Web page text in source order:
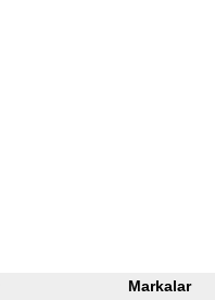
Markalar